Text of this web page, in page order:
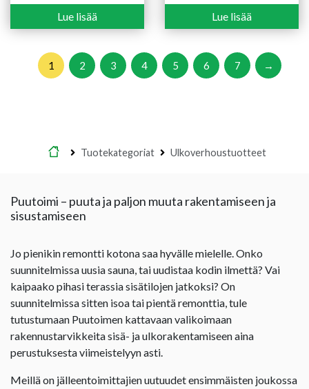
Lue lisää
Lue lisää
1 2 3 4 5 6 7 →
Etusivu
Tuotekategoriat Ulkoverhoustuotteet
Puutoimi – puuta ja paljon muuta rakentamiseen ja
sisustamiseen
Jo pienikin remontti kotona saa hyvälle mielelle. Onko
suunnitelmissa uusia sauna, tai uudistaa kodin ilmettä? Vai
kaipaako pihasi terassia sisätilojen jatkoksi? On
suunnitelmissa sitten isoa tai pientä remonttia, tule
tutustumaan Puutoimen kattavaan valikoimaan
rakennustarvikkeita sisä- ja ulkorakentamiseen aina
perustuksesta viimeistelyyn asti.
Meillä on jälleentoimittajien uutuudet ensimmäisten joukossa